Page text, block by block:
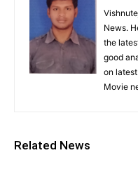
News.
the
good
on
Movie
Related News